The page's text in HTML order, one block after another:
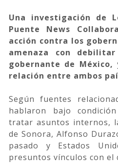
Una investigación de
Puente News
acción contra los
amenaza con
gobernante de
relación entre ambos
Según fuentes
hablaron bajo
tratar asuntos internos,
de Sonora, Alfonso
pasado y Estados
presuntos vínculos con el